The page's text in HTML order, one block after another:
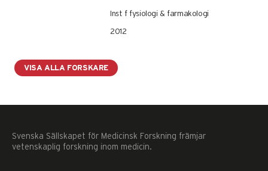
Inst f fysiologi & farmakologi
2012
VISA ALLA FORSKARE
Svenska Sällskapet för Medicinsk Forskning främjar
vetenskaplig forskning inom medicin.